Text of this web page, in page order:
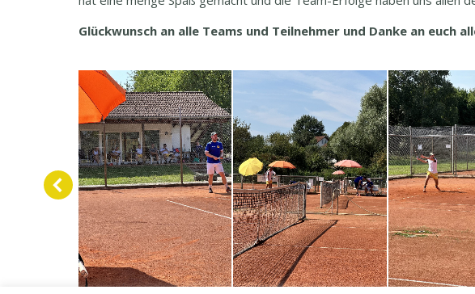
Glückwunsch an alle Teams und Teilnehmer und Danke an euch